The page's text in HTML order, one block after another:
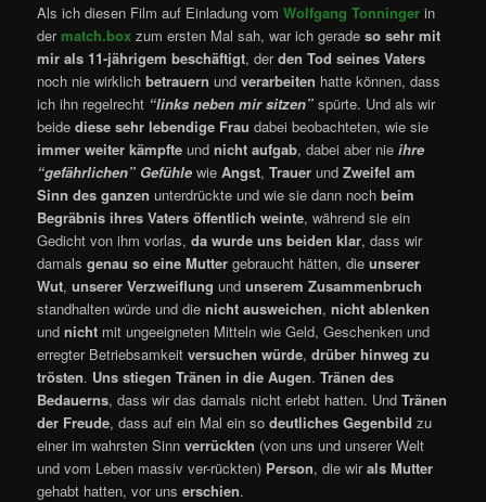
Als ich diesen Film auf Einladung vomWolfgang Tonninger in
dermatch.box zum ersten Mal sah, war ich geradeso sehr mit
mir als 11-jährigem beschäftigt, derden Tod seines Vaters
noch nie wirklichbetrauern undverarbeiten hatte können, dass
ich ihn regelrecht “links neben mir sitzen” spürte. Und als wir
beidediese sehr lebendige Frau dabei beobachteten, wie sie
immer weiter kämpfte undnicht aufgab, dabei aber nieihre
“gefährlichen” Gefühle wieAngst,Trauer undZweifel am
Sinn des ganzen unterdrückte und wie sie dann nochbeim
Begräbnis ihres Vaters öffentlich weinte, während sie ein
Gedicht von ihm vorlas,da wurde uns beiden klar, dass wir
damalsgenau so eine Mutter gebraucht hätten, dieunserer
Wut,unserer Verzweiflung undunserem Zusammenbruch
standhalten würde und dienicht ausweichen,nicht ablenken
undnicht mit ungeeigneten Mitteln wie Geld, Geschenken und
erregter Betriebsamkeitversuchen würde,drüber hinweg zu
trösten. Uns stiegen Tränen in die Augen.Tränen des
Bedauerns, dass wir das damals nicht erlebt hatten. UndTränen
der Freude, dass auf ein Mal ein sodeutliches Gegenbild zu
einer im wahrsten Sinnverrückten (von uns und unserer Welt
und vom Leben massiv ver-rückten) Person, die wirals Mutter
gehabt hatten, vor unserschien.